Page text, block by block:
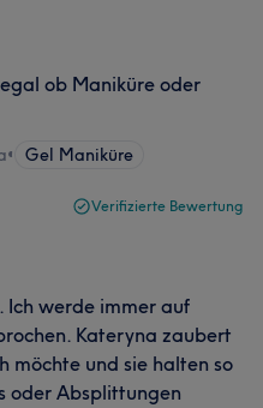
ob Maniküre oder
• Gel Maniküre
Verifizierte Bewertung
Ich werde immer auf
Kateryna zaubert
möchte und sie halten so
oder Absplittungen